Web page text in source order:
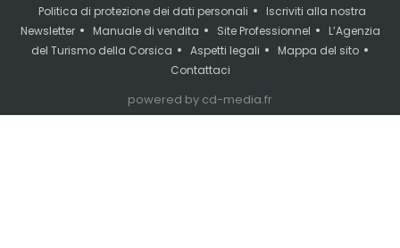
Politica di protezione dei dati personali •
Iscriviti alla nostra
Newsletter • Manuale di vendita • Site Professionnel •
L’Agenzia
del Turismo della Corsica • Aspetti legali • Mappa del sito •
Contattaci
powered by cd-media.fr